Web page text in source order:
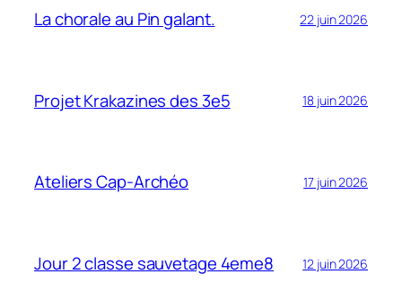
La chorale au Pin galant. 22 juin 2026
Projet Krakazines des 3e5 18 juin 2026
Ateliers Cap-Archéo 17 juin 2026
Jour 2 classe sauvetage 4eme8 12 juin 2026